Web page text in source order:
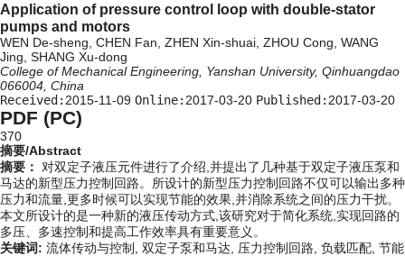
Application of pressure control loop with double-stator
pumps and motors
WEN De-sheng, CHEN Fan, ZHEN Xin-shuai, ZHOU Cong, WANG
Jing, SHANG Xu-dong
College of Mechanical Engineering, Yanshan University, Qinhuangdao
066004, China
Received: 2015-11-09 Online: 2017-03-20 Published: 2017-03-20
PDF (PC)
370
摘要/Abstract
摘要： 对双定子液压元件进行了介绍,并提出了几种基于双定子液压泵和
马达的新型压力控制回路。所设计的新型压力控制回路不仅可以输出多种
压力和流量,更多时候可以实现节能的效果,并消除系统之间的压力干扰。
本文所设计的是一种新的液压传动方式,该研究对于简化系统,实现回路的
多压、多速控制和提高工作效率具有重要意义。
关键词: 流体传动与控制, 双定子泵和马达, 压力控制回路, 负载匹配, 节能